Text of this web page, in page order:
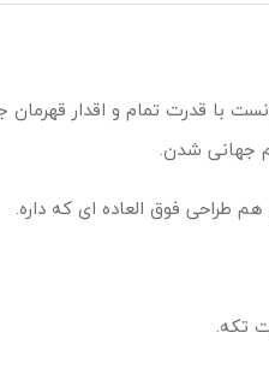
تونست با قدرت تمام و اقدار
طراحی فوق العاده ای که داره.
تکه.